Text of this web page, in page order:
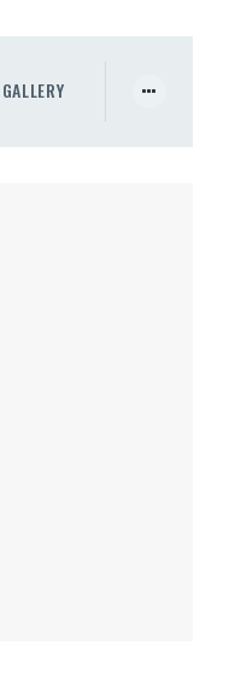
GALLERY